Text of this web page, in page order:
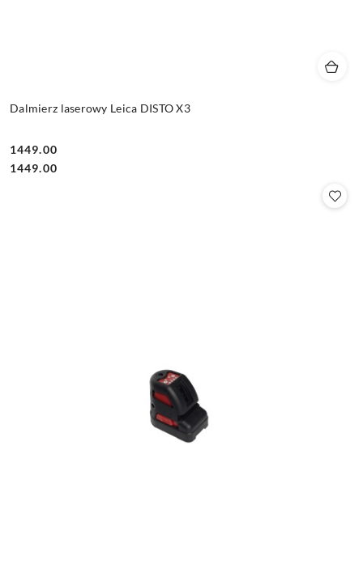
Dalmierz laserowy Leica DISTO X3
Cena:
1449.00
Cena:
1449.00